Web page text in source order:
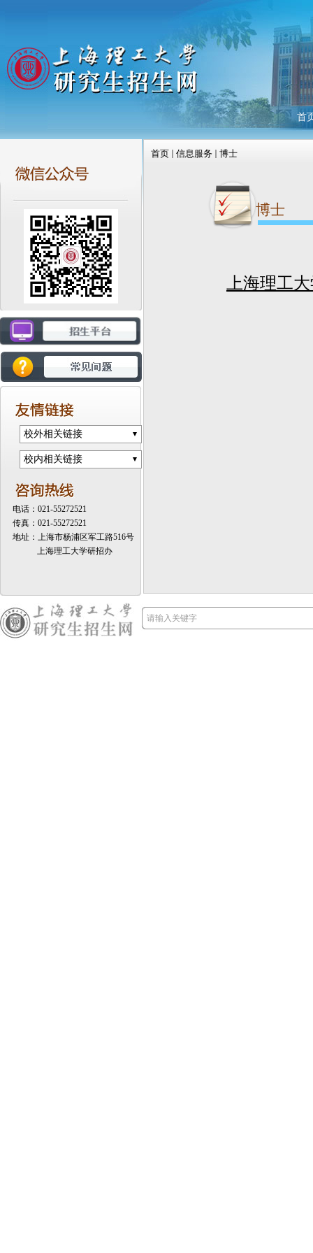
首
校外相关链接
校内相关链接
电话：021-55272521
传真：021-55272521
地址：上海市杨浦区军工路516号
上海理工大学研招办
首页 信息服务 博士
博士
上海理工